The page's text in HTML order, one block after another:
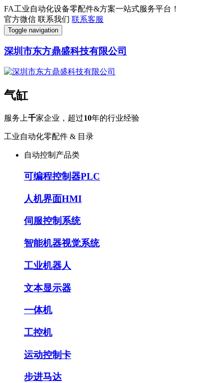
FA工业自动化设备零配件&方案一站式服务平台！
官方微信 联系我们 联系客服
Toggle navigation
深圳市东方鼎盛科技有限公司
气缸
服务上千家企业，超过10年的行业经验
工业自动化零配件 & 目录
自动控制产品类
可编程控制器PLC
人机界面HMI
伺服控制系统
智能机器视觉系统
工业机器人
文本显示器
一体机
工控机
运动控制卡
步进马达